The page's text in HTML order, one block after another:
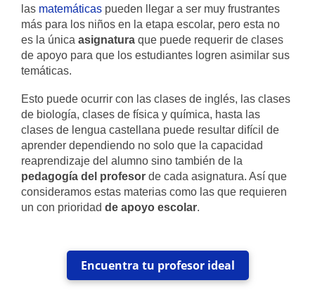
las matemáticas pueden llegar a ser muy frustrantes
más para los niños en la etapa escolar, pero esta no
es la única asignatura que puede requerir de clases
de apoyo para que los estudiantes logren asimilar sus
temáticas.
Esto puede ocurrir con las clases de inglés, las clases
de biología, clases de física y química, hasta las
clases de lengua castellana puede resultar difícil de
aprender dependiendo no solo que la capacidad
reaprendizaje del alumno sino también de la
pedagogía del profesor de cada asignatura. Así que
consideramos estas materias como las que requieren
un con prioridad de apoyo escolar.
Encuentra tu profesor ideal